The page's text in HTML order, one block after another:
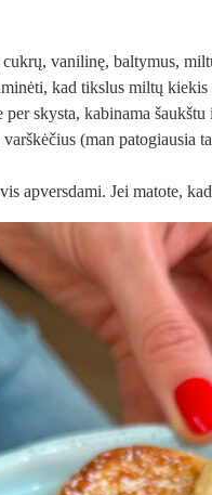
vanilinę, baltymus,
kad tikslus miltų
per skysta, kabinama
(man patogiausia
apversdami. Jei matote,